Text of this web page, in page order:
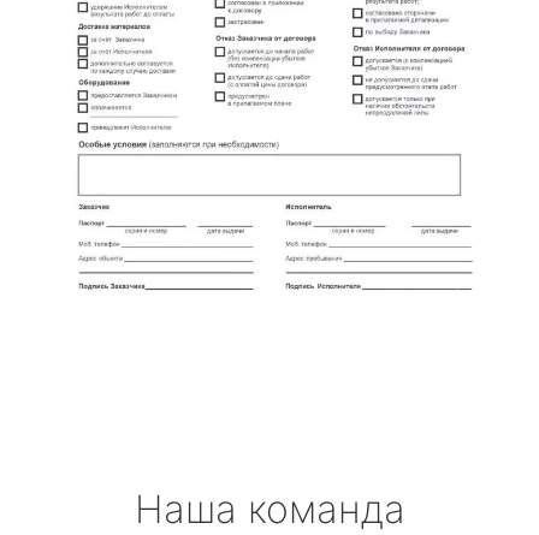
Наша команда